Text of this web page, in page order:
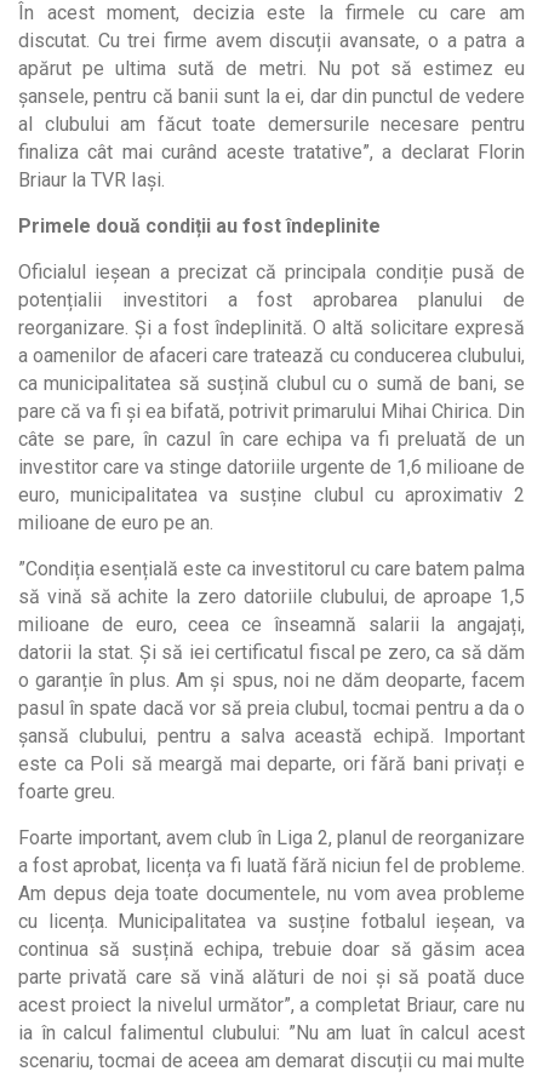
În acest moment, decizia este la firmele cu care am
discutat. Cu trei firme avem discuții avansate, o a patra a
apărut pe ultima sută de metri. Nu pot să estimez eu
șansele, pentru că banii sunt la ei, dar din punctul de vedere
al clubului am făcut toate demersurile necesare pentru
finaliza cât mai curând aceste tratative”, a declarat Florin
Briaur la TVR Iași.
Primele două condiții au fost îndeplinite
Oficialul ieșean a precizat că principala condiție pusă de
potențialii investitori a fost aprobarea planului de
reorganizare. Și a fost îndeplinită. O altă solicitare expresă
a oamenilor de afaceri care tratează cu conducerea clubului,
ca municipalitatea să susțină clubul cu o sumă de bani, se
pare că va fi și ea bifată, potrivit primarului Mihai Chirica. Din
câte se pare, în cazul în care echipa va fi preluată de un
investitor care va stinge datoriile urgente de 1,6 milioane de
euro, municipalitatea va susține clubul cu aproximativ 2
milioane de euro pe an.
”Condiția esențială este ca investitorul cu care batem palma
să vină să achite la zero datoriile clubului, de aproape 1,5
milioane de euro, ceea ce înseamnă salarii la angajați,
datorii la stat. Și să iei certificatul fiscal pe zero, ca să dăm
o garanție în plus. Am și spus, noi ne dăm deoparte, facem
pasul în spate dacă vor să preia clubul, tocmai pentru a da o
șansă clubului, pentru a salva această echipă. Important
este ca Poli să meargă mai departe, ori fără bani privați e
foarte greu.
Foarte important, avem club în Liga 2, planul de reorganizare
a fost aprobat, licența va fi luată fără niciun fel de probleme.
Am depus deja toate documentele, nu vom avea probleme
cu licența. Municipalitatea va susține fotbalul ieșean, va
continua să susțină echipa, trebuie doar să găsim acea
parte privată care să vină alături de noi și să poată duce
acest proiect la nivelul următor”, a completat Briaur, care nu
ia în calcul falimentul clubului: ”Nu am luat în calcul acest
scenariu, tocmai de aceea am demarat discuții cu mai multe